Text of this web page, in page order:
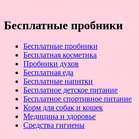
Бесплатные пробники
Бесплатные пробники
Бесплатная косметика
Пробники духов
Бесплатная еда
Бесплатные напитки
Бесплатное детское питание
Бесплатное спортивное питание
Корм для собак и кошек
Медицина и здоровье
Средства гигиены